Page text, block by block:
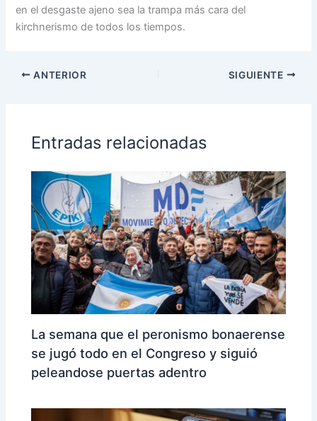
en el desgaste ajeno sea la trampa más cara del
kirchnerismo de todos los tiempos.
ANTERIOR SIGUIENTE
Entradas relacionadas
La semana que el peronismo bonaerense
se jugó todo en el Congreso y siguió
peleandose puertas adentro